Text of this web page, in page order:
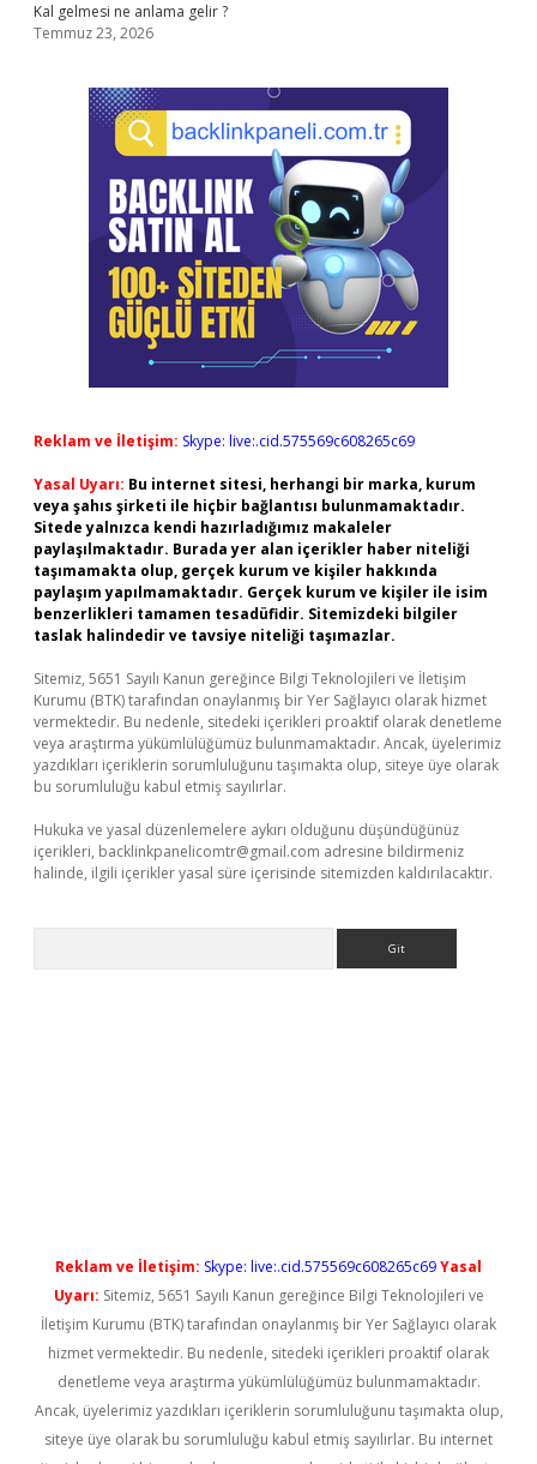
Kal gelmesi ne anlama gelir ?
Temmuz 23, 2026
Reklam ve İletişim: Skype: live:.cid.575569c608265c69
Yasal Uyarı: Bu internet sitesi, herhangi bir marka, kurum
veya şahıs şirketi ile hiçbir bağlantısı bulunmamaktadır.
Sitede yalnızca kendi hazırladığımız makaleler
paylaşılmaktadır. Burada yer alan içerikler haber niteliği
taşımamakta olup, gerçek kurum ve kişiler hakkında
paylaşım yapılmamaktadır. Gerçek kurum ve kişiler ile isim
benzerlikleri tamamen tesadüfidir. Sitemizdeki bilgiler
taslak halindedir ve tavsiye niteliği taşımazlar.
Sitemiz, 5651 Sayılı Kanun gereğince Bilgi Teknolojileri ve İletişim
Kurumu (BTK) tarafından onaylanmış bir Yer Sağlayıcı olarak hizmet
vermektedir. Bu nedenle, sitedeki içerikleri proaktif olarak denetleme
veya araştırma yükümlülüğümüz bulunmamaktadır. Ancak, üyelerimiz
yazdıkları içeriklerin sorumluluğunu taşımakta olup, siteye üye olarak
bu sorumluluğu kabul etmiş sayılırlar.
Hukuka ve yasal düzenlemelere aykırı olduğunu düşündüğünüz
içerikleri, backlinkpanelicomtr@gmail.com adresine bildirmeniz
halinde, ilgili içerikler yasal süre içerisinde sitemizden kaldırılacaktır.
Reklam ve İletişim: Skype: live:.cid.575569c608265c69Yasal
Uyarı: Sitemiz, 5651 Sayılı Kanun gereğince Bilgi Teknolojileri ve
İletişim Kurumu (BTK) tarafından onaylanmış bir Yer Sağlayıcı olarak
hizmet vermektedir. Bu nedenle, sitedeki içerikleri proaktif olarak
denetleme veya araştırma yükümlülüğümüz bulunmamaktadır.
Ancak, üyelerimiz yazdıkları içeriklerin sorumluluğunu taşımakta olup,
siteye üye olarak bu sorumluluğu kabul etmiş sayılırlar. Bu internet